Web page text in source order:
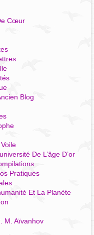
Cœur
Blog
De L’âge D’or
Pratiques
Et La Planète
M. Aïvanhov